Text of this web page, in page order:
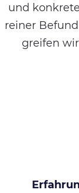
und
reiner
greifen